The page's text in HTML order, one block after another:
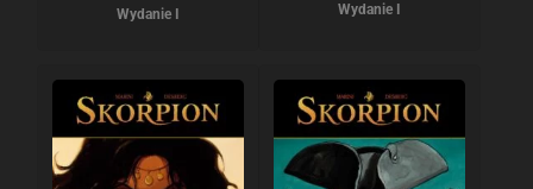
Wydanie I Wydanie I